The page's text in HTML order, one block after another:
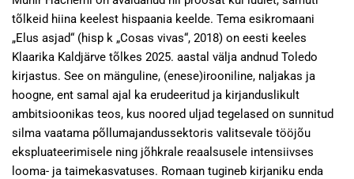
tõlkeid hiina keelest hispaania keelde. Tema esikromaani
„Elus asjad“ (hisp k „Cosas vivas“, 2018) on eesti keeles
Klaarika Kaldjärve tõlkes 2025. aastal välja andnud Toledo
kirjastus. See on mänguline, (enese)irooniline, naljakas ja
hoogne, ent samal ajal ka erudeeritud ja kirjanduslikult
ambitsioonikas teos, kus noored uljad tegelased on sunnitud
silma vaatama põllumajandussektoris valitsevale tööjõu
ekspluateerimisele ning jõhkrale reaalsusele intensiivses
looma- ja taimekasvatuses. Romaan tugineb kirjaniku enda